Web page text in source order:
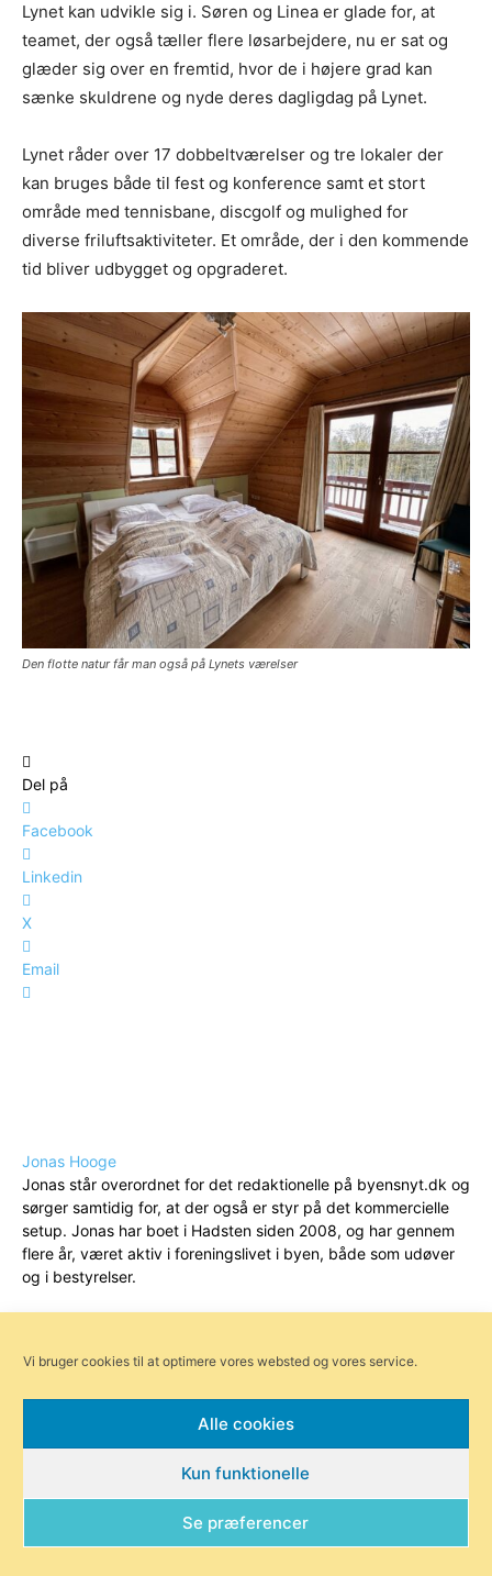
Lynet kan udvikle sig i. Søren og Linea er glade for, at
teamet, der også tæller flere løsarbejdere, nu er sat og
glæder sig over en fremtid, hvor de i højere grad kan
sænke skuldrene og nyde deres dagligdag på Lynet.
Lynet råder over 17 dobbeltværelser og tre lokaler der
kan bruges både til fest og konference samt et stort
område med tennisbane, discgolf og mulighed for
diverse friluftsaktiviteter. Et område, der i den kommende
tid bliver udbygget og opgraderet.
Den flotte natur får man også på Lynets værelser
Del på
Facebook
Linkedin
X
Email
Jonas Hooge
Jonas står overordnet for det redaktionelle på byensnyt.dk og
sørger samtidig for, at der også er styr på det kommercielle
setup. Jonas har boet i Hadsten siden 2008, og har gennem
flere år, været aktiv i foreningslivet i byen, både som udøver
og i bestyrelser.
Vi bruger cookies til at optimere vores websted og vores service.
Alle cookies
Kun funktionelle
Se præferencer